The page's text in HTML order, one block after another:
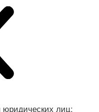
лиц;